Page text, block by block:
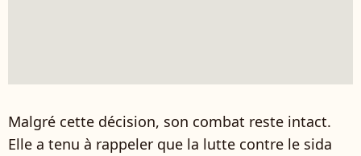
Malgré cette décision, son combat reste intact.
Elle a tenu à rappeler que la lutte contre le sida